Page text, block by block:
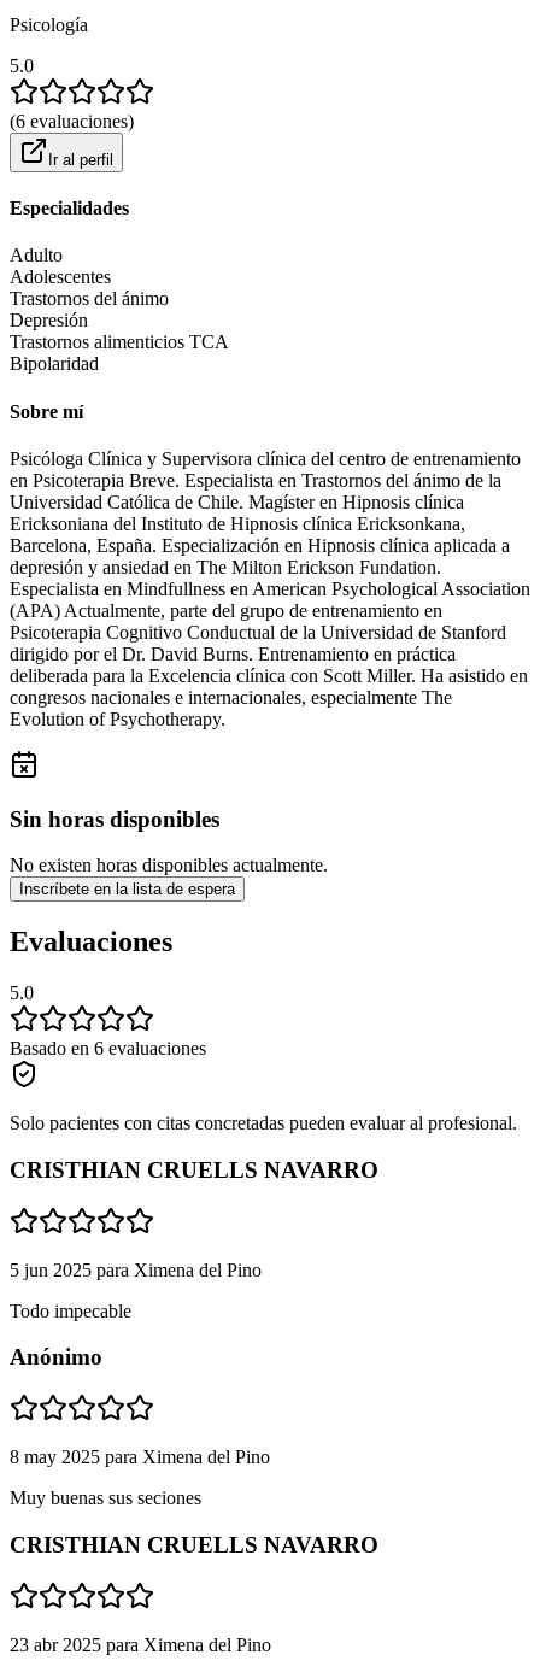
Psicología
5.0
(6 evaluaciones)
Ir al perfil
Especialidades
Adulto
Adolescentes
Trastornos del ánimo
Depresión
Trastornos alimenticios TCA
Bipolaridad
Sobre mí
Psicóloga Clínica y Supervisora clínica del centro de entrenamiento
en Psicoterapia Breve. Especialista en Trastornos del ánimo de la
Universidad Católica de Chile. Magíster en Hipnosis clínica
Ericksoniana del Instituto de Hipnosis clínica Ericksonkana,
Barcelona, España. Especialización en Hipnosis clínica aplicada a
depresión y ansiedad en The Milton Erickson Fundation.
Especialista en Mindfullness en American Psychological Association
(APA) Actualmente, parte del grupo de entrenamiento en
Psicoterapia Cognitivo Conductual de la Universidad de Stanford
dirigido por el Dr. David Burns. Entrenamiento en práctica
deliberada para la Excelencia clínica con Scott Miller. Ha asistido en
congresos nacionales e internacionales, especialmente The
Evolution of Psychotherapy.
Sin horas disponibles
No existen horas disponibles actualmente.
Inscríbete en la lista de espera
Evaluaciones
5.0
Basado en 6 evaluaciones
Solo pacientes con citas concretadas pueden evaluar al profesional.
CRISTHIAN CRUELLS NAVARRO
5 jun 2025 para Ximena del Pino
Todo impecable
Anónimo
8 may 2025 para Ximena del Pino
Muy buenas sus seciones
CRISTHIAN CRUELLS NAVARRO
23 abr 2025 para Ximena del Pino